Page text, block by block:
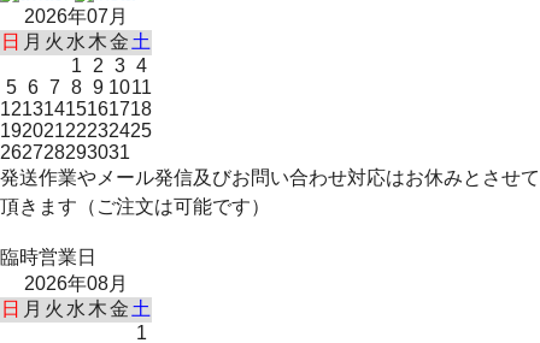
2026年07月
日 月 火 水 木金 土
1
2 3 4
5 6 7 8 9 1011
12131415161718
19202122232425
262728293031
発送作業やメール発信及びお問い合わせ対応はお休みとさせて
頂きます（ご注文は可能です）
臨時営業日
2026年08月
日 月 火 水 木金 土
1